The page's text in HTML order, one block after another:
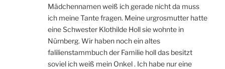
Mädchennamen weiß ich gerade nicht da muss
ich meine Tante fragen. Meine urgrosmutter hatte
eine Schwester Klothilde Holl sie wohnte in
Nürnberg. Wir haben noch ein altes
falilienstammbuch der Familie holl das besitzt
soviel ich weiß mein Onkel . Ich habe nur eine